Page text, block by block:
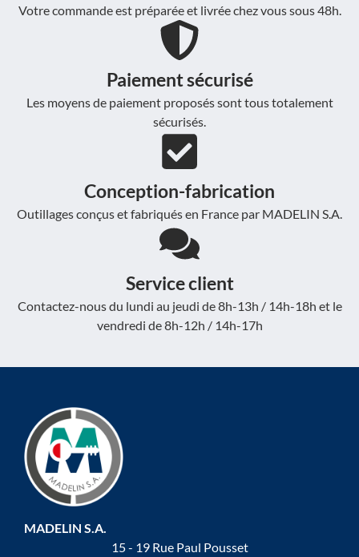
Votre commande est préparée et livrée chez vous sous 48h.
Paiement sécurisé
Les moyens de paiement proposés sont tous totalement
sécurisés.
Conception-fabrication
Outillages conçus et fabriqués en France par MADELIN S.A.
Service client
Contactez-nous du lundi au jeudi de 8h-13h / 14h-18h et le
vendredi de 8h-12h / 14h-17h
MADELIN S.A.
15 - 19 Rue Paul Pousset